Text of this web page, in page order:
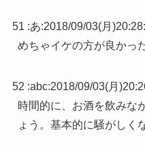
51 :あ:2018/09/03(月
めちゃイケの方が良かっ
52 :abc:2018/09/03(月
時間的に、お酒を飲みな
ょう。基本的に騒がしく